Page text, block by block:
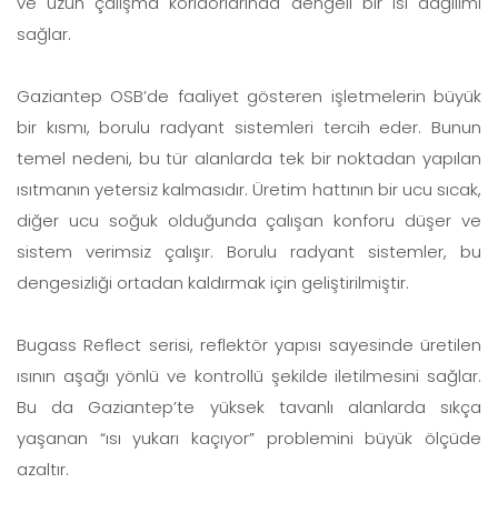
sağlar.
Gaziantep OSB’de faaliyet gösteren işletmelerin büyük
bir kısmı, borulu radyant sistemleri tercih eder. Bunun
temel nedeni, bu tür alanlarda tek bir noktadan yapılan
ısıtmanın yetersiz kalmasıdır. Üretim hattının bir ucu sıcak,
diğer ucu soğuk olduğunda çalışan konforu düşer ve
sistem verimsiz çalışır. Borulu radyant sistemler, bu
dengesizliği ortadan kaldırmak için geliştirilmiştir.
Bugass Reflect serisi, reflektör yapısı sayesinde üretilen
ısının aşağı yönlü ve kontrollü şekilde iletilmesini sağlar.
Bu da Gaziantep’te yüksek tavanlı alanlarda sıkça
yaşanan “ısı yukarı kaçıyor” problemini büyük ölçüde
azaltır.